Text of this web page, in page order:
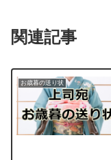
関連記事
お歳暮の送り状